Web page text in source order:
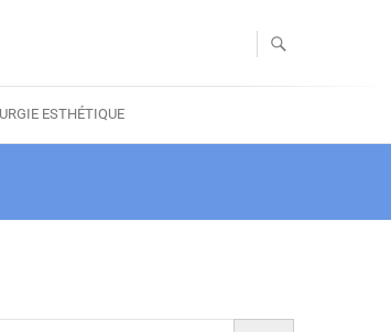
ESTHÉTIQUE